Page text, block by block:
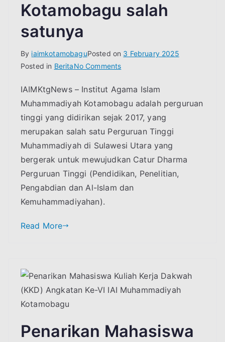
Kotamobagu salah
satunya
By iaimkotamobaguPosted on 3 February 2025
Posted in BeritaNo Commentson
University
World
Rank
Versi
Webometrics:
Muhammadiyah
Kotamobagu
salah
IAIMKtgNews – Institut Agama Islam
Muhammadiyah Kotamobagu adalah perguruan
tinggi yang didirikan sejak 2017, yang
merupakan salah satu Perguruan Tinggi
Muhammadiyah di Sulawesi Utara yang
bergerak untuk mewujudkan Catur Dharma
Perguruan Tinggi (Pendidikan, Penelitian,
Pengabdian dan Al-Islam dan
Kemuhammadiyahan).
Read More
Penarikan Mahasiswa